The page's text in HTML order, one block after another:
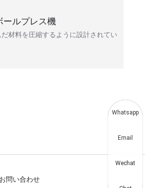
ールプレス機
材料を圧縮するように設計されてい
お問い合わせ
Whatsapp
Email
Wechat